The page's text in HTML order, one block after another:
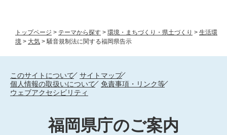
トップページ > テーマから探す > 環境・まちづくり・県土づくり > 生活環
境 > 大気 >騒音規制法に関する福岡県告示
このサイトについて
サイトマップ
個人情報の取扱いについて
免責事項・リンク等
ウェブアクセシビリティ
福岡県庁のご案内